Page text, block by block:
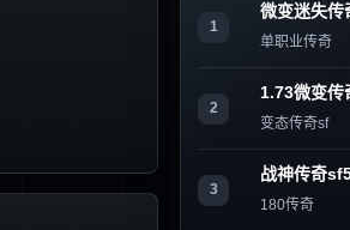
1
微变迷失传
单职业传奇
2
1.73微变传
变态传奇sf
3
战神传奇
180传奇